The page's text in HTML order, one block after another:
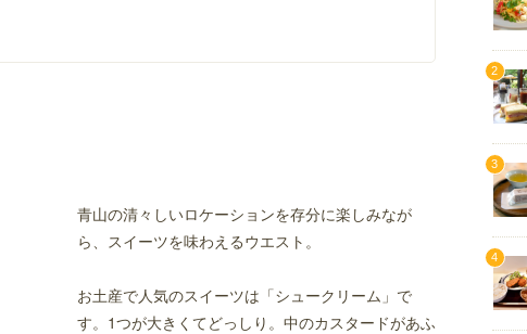
青山の清々しいロケーションを存分に楽しみなが
ら、スイーツを味わえるウエスト。
お土産で人気のスイーツは「シュークリーム」で
す。1つが大きくてどっしり。中のカスタードがあふ